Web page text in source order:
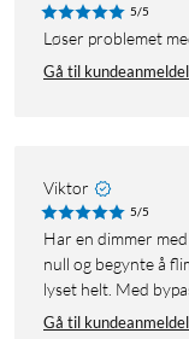
5/5
Løser problemet
Gå til
Viktor
5/5
Har en dimmer med zigbee som ikke kunne dempe lysene til
null og begynte å
lyset helt. Med
Gå til